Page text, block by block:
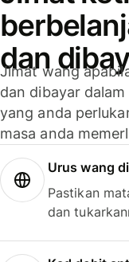
dan
Jimat wang
dan dibayar
yang anda
masa anda
Urus wang
Pastikan
dan